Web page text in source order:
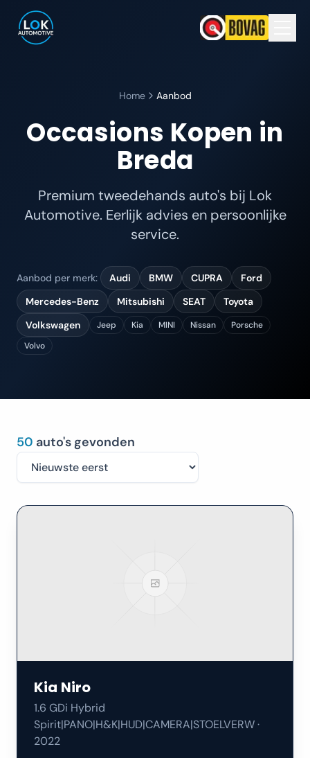
Home Aanbod
Occasions Kopen in
Breda
Premium tweedehands auto's bij Lok
Automotive. Eerlijk advies en persoonlijke
service.
Aanbod per merk: Audi BMW CUPRA
Ford
Mercedes-Benz
Mitsubishi SEAT
Toyota
Volkswagen
Jeep Kia MINI Nissan
Porsche
Volvo
50 auto's gevonden
Kia Niro
1.6 GDi Hybrid
Spirit|PANO|H&K|HUD|CAMERA|STOELVERW·
2022